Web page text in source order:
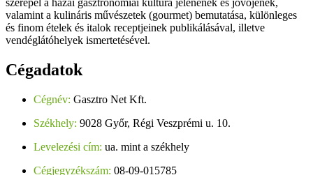
szerepel a hazai gasztronómiai kultúra jelenének és jövőjének,
valamint a kulináris művészetek (gourmet) bemutatása, különleges
és finom ételek és italok receptjeinek publikálásával, illetve
vendéglátóhelyek ismertetésével.
Cégadatok
Cégnév: Gasztro Net Kft.
Székhely: 9028 Győr, Régi Veszprémi u. 10.
Levelezési cím: ua. mint a székhely
Cégjegyzékszám: 08-09-015785